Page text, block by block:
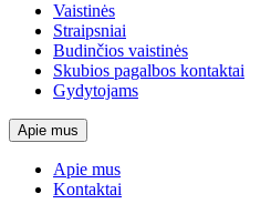
Vaistinės
Straipsniai
Budinčios vaistinės
Skubios pagalbos kontaktai
Gydytojams
Apie mus
Apie mus
Kontaktai